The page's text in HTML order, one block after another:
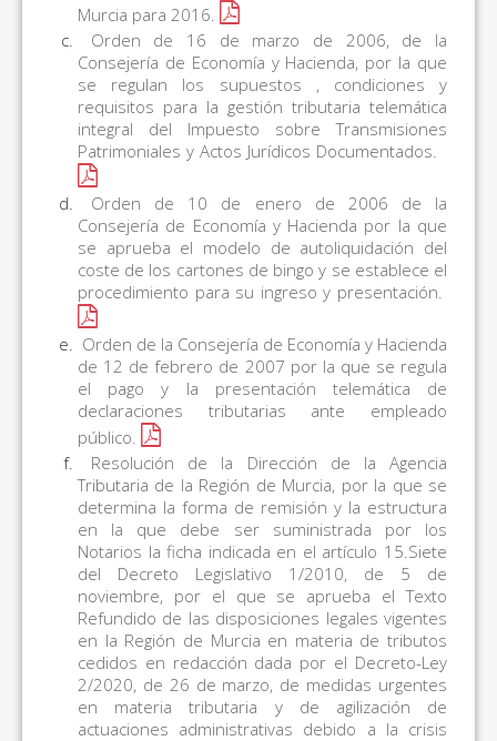
Murcia para 2016.
Orden de 16 de marzo de 2006, de la
Consejería de Economía y Hacienda, por la que
se regulan los supuestos , condiciones y
requisitos para la gestión tributaria telemática
integral del Impuesto sobre Transmisiones
Patrimoniales y Actos Jurídicos Documentados.
Orden de 10 de enero de 2006 de la
Consejería de Economía y Hacienda por la que
se aprueba el modelo de autoliquidación del
coste de los cartones de bingo y se establece el
procedimiento para su ingreso y presentación.
Orden de la Consejería de Economía y Hacienda
de 12 de febrero de 2007 por la que se regula
el pago y la presentación telemática de
declaraciones tributarias ante empleado
público.
Resolución de la Dirección de la Agencia
Tributaria de la Región de Murcia, por la que se
determina la forma de remisión y la estructura
en la que debe ser suministrada por los
Notarios la ficha indicada en el artículo 15.Siete
del Decreto Legislativo 1/2010, de 5 de
noviembre, por el que se aprueba el Texto
Refundido de las disposiciones legales vigentes
en la Región de Murcia en materia de tributos
cedidos en redacción dada por el Decreto-Ley
2/2020, de 26 de marzo, de medidas urgentes
en materia tributaria y de agilización de
actuaciones administrativas debido a la crisis